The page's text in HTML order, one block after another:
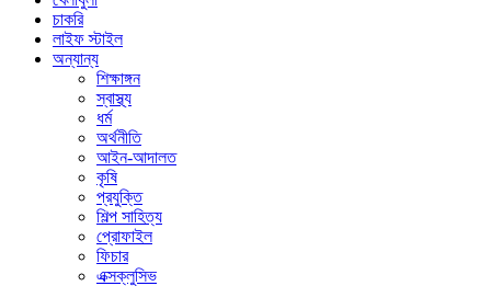
চাকরি
লাইফ স্টাইল
অন্যান্য
শিক্ষাঙ্গন
স্বাস্থ্য
ধর্ম
অর্থনীতি
আইন-আদালত
কৃষি
প্রযুক্তি
শিল্প সাহিত্য
প্রোফাইল
ফিচার
এক্সক্লুসিভ